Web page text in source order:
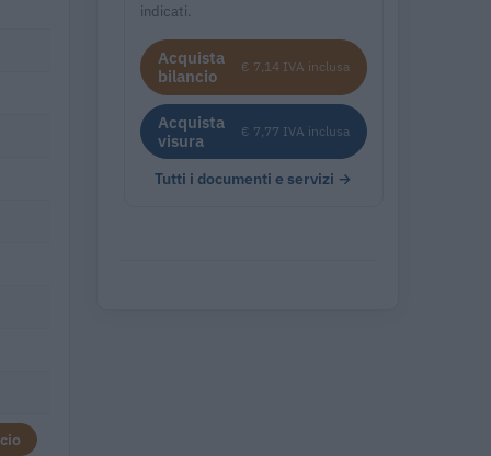
indicati.
Acquista
bilancio
€ 7,14 IVA inclusa
Acquista
visura
€ 7,77 IVA inclusa
Tutti i documenti e servizi →